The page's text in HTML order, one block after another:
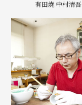
有田焼 中村清吾